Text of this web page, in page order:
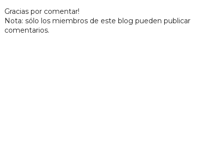
Gracias por comentar!
Nota: sólo los miembros de este blog pueden publicar
comentarios.